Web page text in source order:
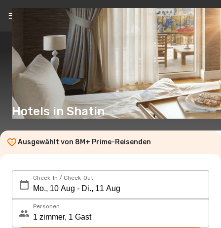
DE(€)
Hotels in Shatin
Ausgewählt von 8M+ Prime-Reisenden
Check-In / Check-Out
Personen